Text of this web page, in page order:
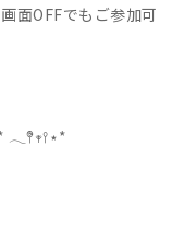
面OFFでもご参加可
𓂃𖤥𖥧𖥣⋆*